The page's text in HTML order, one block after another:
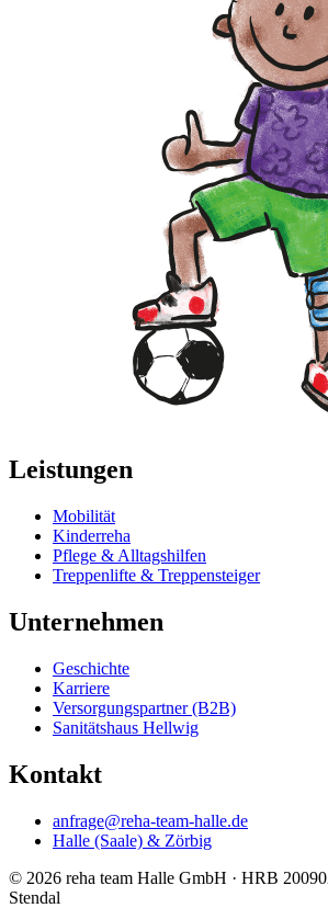
Leistungen
Mobilität
Kinderreha
Pflege & Alltagshilfen
Treppenlifte & Treppensteiger
Unternehmen
Geschichte
Karriere
Versorgungspartner (B2B)
Sanitätshaus Hellwig(öffnet neues
Kontakt
anfrage@reha-team-halle.de
Halle (Saale) & Zörbig
© 2026 reha team Halle GmbH · HRB
Stendal